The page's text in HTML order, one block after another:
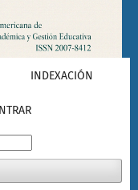
INDEXACIÓN